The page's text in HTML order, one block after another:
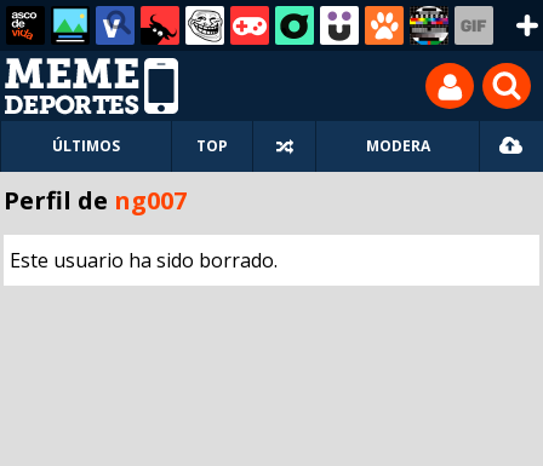
ÚLTIMOS TOP MODERA
Perfil de ng007
Este usuario ha sido borrado.